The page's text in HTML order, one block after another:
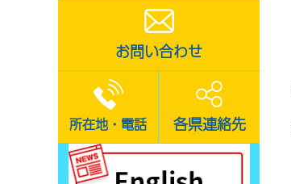
お問い合わせ
所在地・電話 各県連絡先